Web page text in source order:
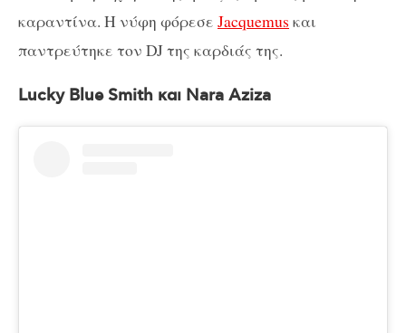
καραντίνα. Η νύφη φόρεσε Jacquemus και
παντρεύτηκε τον DJ της καρδιάς της.
Lucky Blue Smith και Nara Aziza